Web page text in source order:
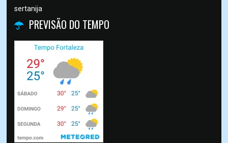
sertanija
PREVISÃO DO TEMPO